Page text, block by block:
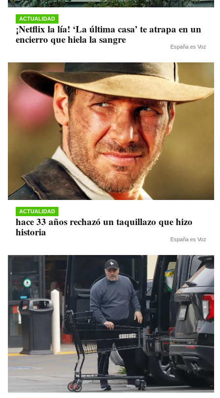
ACTUALIDAD
¡Netflix la lía! ‘La última casa’ te atrapa en un
encierro que hiela la sangre
España es Voz
ACTUALIDAD
hace 33 años rechazó un taquillazo que hizo
historia
España es Voz